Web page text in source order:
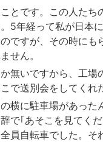
ことです。この人たち
5年経って私が日本
ですが、その時にも
せん。
無いですから、工場
で送別会をしてくれ
横に駐車場があった
で｢あそこを見てく
員自転車でした。そ